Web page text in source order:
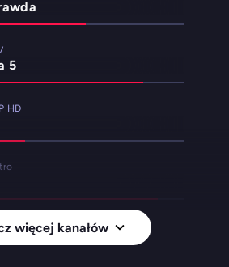
5
HD
więcej kanałów